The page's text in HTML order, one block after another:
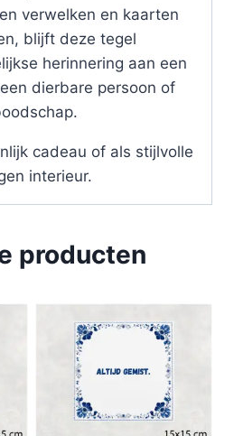
verwelken en kaarten
blijft deze tegel
herinnering aan een
dierbare persoon of
cadeau of als stijlvolle
interieur.
producten